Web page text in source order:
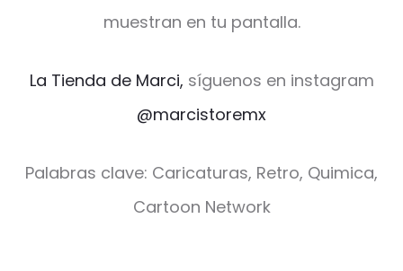
muestran en tu pantalla.
La Tienda de Marci, síguenos en instagram
@marcistoremx
Palabras clave: Caricaturas, Retro, Quimica,
Cartoon Network